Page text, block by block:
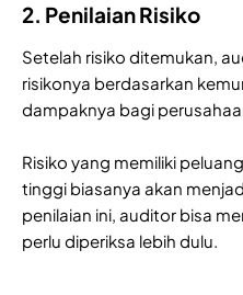
2. Penilaian Risiko
Setelah risiko ditemukan,
risikonya berdasarkan
dampaknya bagi
Risiko yang memiliki
tinggi biasanya akan
penilaian ini, auditor bisa
perlu diperiksa lebih dulu.